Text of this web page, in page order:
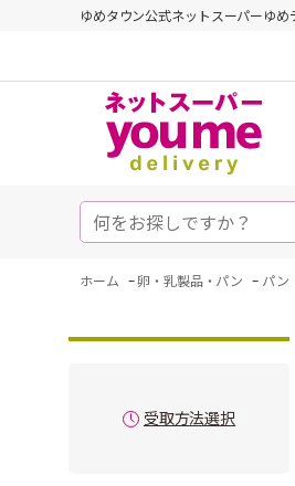
ゆめタウン公式ネットスーパーゆめ
ホーム -卵・乳製品・パン - パン
受取方法選択